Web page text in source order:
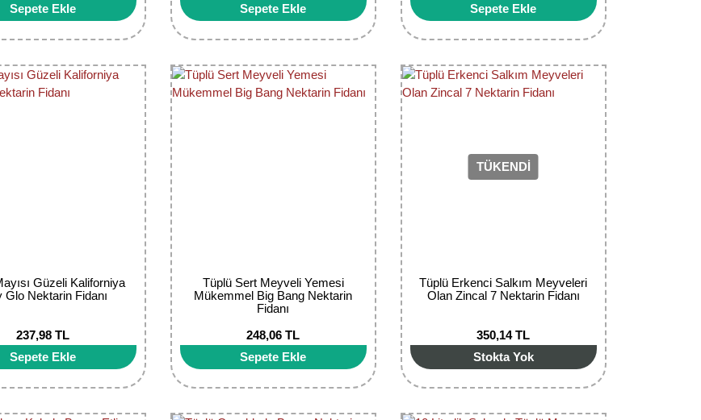
Sepete Ekle
Sepete Ekle
Sepete Ekle
Güzeli Kaliforniya
Glo Nektarin Fidanı
237,98 TL
Sepete Ekle
Tüplü Sert Meyveli Yemesi
Mükemmel Big Bang Nektarin
Fidanı
248,06 TL
Sepete Ekle
TÜKENDİ
Tüplü Erkenci Salkım Meyveleri
Olan Zincal 7 Nektarin Fidanı
350,14 TL
Stokta Yok